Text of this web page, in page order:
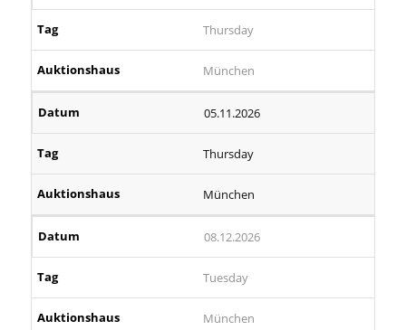
Thursday
München
05.11.2026
Thursday
München
08.12.2026
Tuesday
München